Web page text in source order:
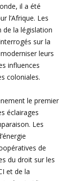
il a été
l’Afrique. Les
de la législation
sur la
leurs
influences
coloniales.
le premier
éclairages
Les
de
du droit sur les
et de la